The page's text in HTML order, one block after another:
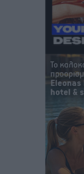
Στον
Αθλητικά•
Οικονομική
Καρπάθου
Αθλητικά• πριν
Στάθης
συμβόλαιο
και Αυστραλία